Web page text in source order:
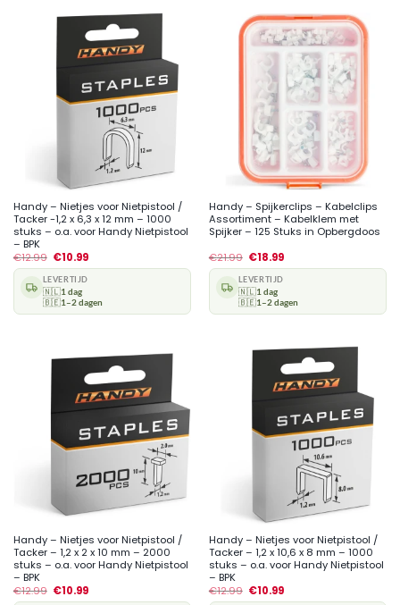
Handy – Nietjes voor Nietpistool /
Tacker -1,2 x 6,3 x 12 mm – 1000
stuks – o.a. voor Handy Nietpistool
– BPK
€12.99 €10.99
LEVERTIJD
🇳🇱1 dag
🇧🇪1–2 dagen
Handy – Spijkerclips – Kabelclips
Assortiment – Kabelklem met
Spijker – 125 Stuks in Opbergdoos
€21.99 €18.99
LEVERTIJD
🇳🇱1 dag
🇧🇪1–2 dagen
Handy – Nietjes voor Nietpistool /
Tacker – 1,2 x 2 x 10 mm – 2000
stuks – o.a. voor Handy Nietpistool
– BPK
€12.99 €10.99
Handy – Nietjes voor Nietpistool /
Tacker – 1,2 x 10,6 x 8 mm – 1000
stuks – o.a. voor Handy Nietpistool
– BPK
€12.99 €10.99